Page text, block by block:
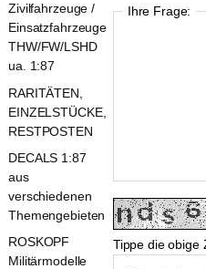
Ihre Frage:
Tippe die obige
Zivilfahrzeuge /
Einsatzfahrzeuge
THW/FW/LSHD
ua. 1:87
RARITÄTEN,
EINZELSTÜCKE,
RESTPOSTEN
DECALS 1:87
aus
verschiedenen
Themengebieten
ROSKOPF
Militärmodelle